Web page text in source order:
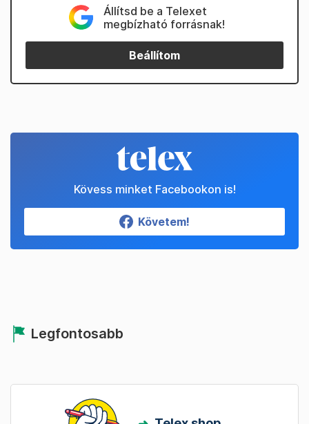
Állítsd be a Telexet
megbízható forrásnak!
Beállítom
Kövess minket Facebookon is!
Követem!
Legfontosabb